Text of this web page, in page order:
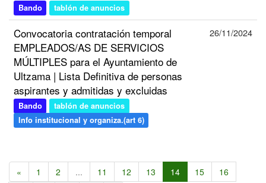
Bando tablón de anuncios
Convocatoria contratación temporal
EMPLEADOS/AS DE SERVICIOS
MÚLTIPLES para el Ayuntamiento de
Ultzama | Lista Definitiva de personas
aspirantes y admitidas y excluidas
Bando
tablón de anuncios
Info institucional y organiza.(art 6)
26/11/2024
« 1 2 ... 11 12 13 14 15
16